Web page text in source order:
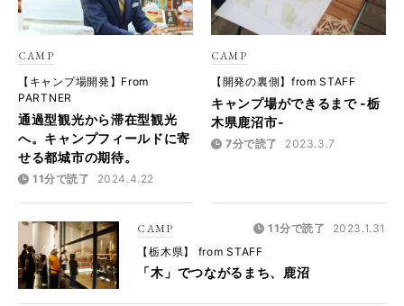
CAMP
【キャンプ場開発】From
PARTNER
通過型観光から滞在型観光
へ。キャンプフィールドに寄
せる都城市の期待。
11分で読了 2024.4.22
CAMP
【開発の裏側】from STAFF
キャンプ場ができるまで -栃
木県鹿沼市-
7分で読了 2023.3.7
CAMP 11分で読了
2023.1.31
【栃木県】 from STAFF
「木」でつながるまち、鹿沼